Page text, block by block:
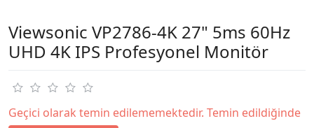
Viewsonic VP2786-4K 27" 5ms 60Hz
UHD 4K IPS Profesyonel Monitör
Geçici olarak temin edilememektedir. Temin edildiğinde